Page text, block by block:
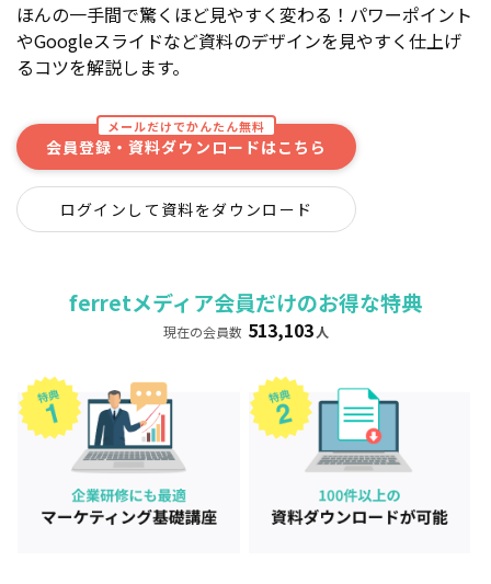
ほんの一手間で驚くほど見やすく変わる！パワーポイント
やGoogleスライドなど資料のデザインを見やすく仕上げ
るコツを解説します。
メールだけでかんたん無料
会員登録・資料ダウンロードはこちら
ログインして資料をダウンロード
ferretメディア会員だけのお得な特典
現在の会員数 513,103 人